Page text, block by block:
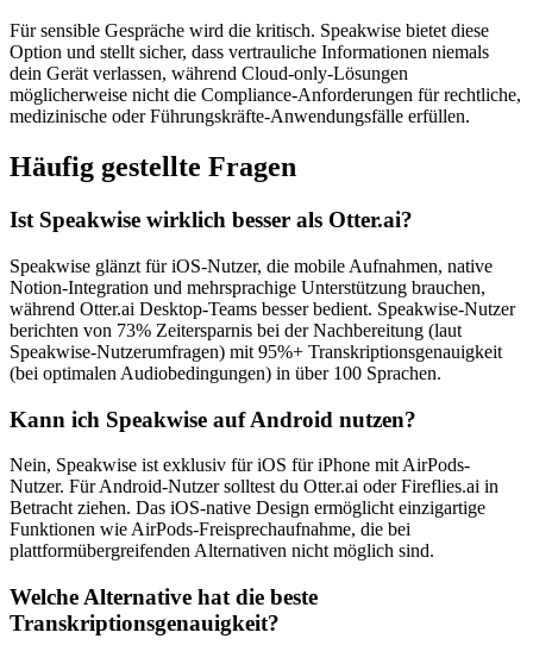
Für sensible Gespräche wird die kritisch. Speakwise bietet diese
Option und stellt sicher, dass vertrauliche Informationen niemals
dein Gerät verlassen, während Cloud-only-Lösungen
möglicherweise nicht die Compliance-Anforderungen für rechtliche,
medizinische oder Führungskräfte-Anwendungsfälle erfüllen.
Häufig gestellte Fragen
Ist Speakwise wirklich besser als Otter.ai?
Speakwise glänzt für iOS-Nutzer, die mobile Aufnahmen, native
Notion-Integration und mehrsprachige Unterstützung brauchen,
während Otter.ai Desktop-Teams besser bedient. Speakwise-Nutzer
berichten von 73% Zeitersparnis bei der Nachbereitung (laut
Speakwise-Nutzerumfragen) mit 95%+ Transkriptionsgenauigkeit
(bei optimalen Audiobedingungen) in über 100 Sprachen.
Kann ich Speakwise auf Android nutzen?
Nein, Speakwise ist exklusiv für iOS für iPhone mit AirPods-
Nutzer. Für Android-Nutzer solltest du Otter.ai oder Fireflies.ai in
Betracht ziehen. Das iOS-native Design ermöglicht einzigartige
Funktionen wie AirPods-Freisprechaufnahme, die bei
plattformübergreifenden Alternativen nicht möglich sind.
Welche Alternative hat die beste
Transkriptionsgenauigkeit?